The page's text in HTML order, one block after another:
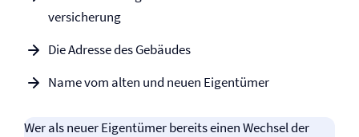
versicherung
Die Adresse des Gebäudes
Name vom alten und neuen Eigentümer
Wer als neuer Eigentümer bereits einen Wechsel der